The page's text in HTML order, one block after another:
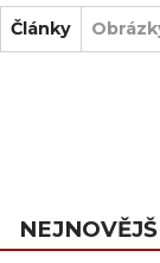
Články